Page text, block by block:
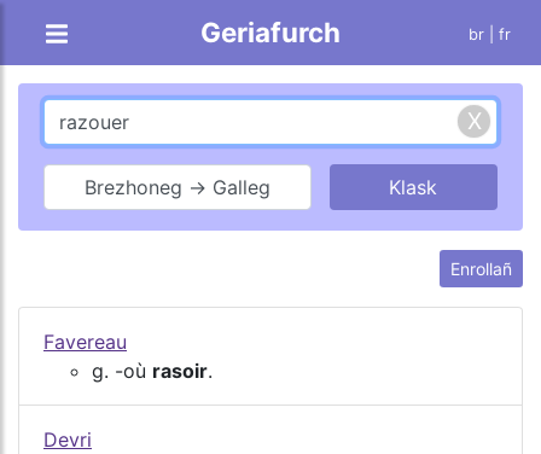
Geriafurch br | fr
Brezhoneg → Galleg
Enrollañ
Favereau
g. -où rasoir.
Devri